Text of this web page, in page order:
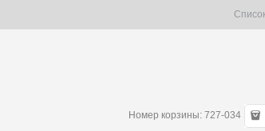
Номер корзины: 727-034